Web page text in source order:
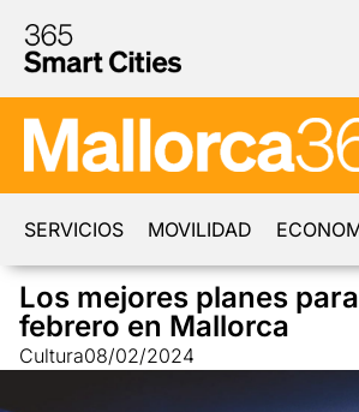
SERVICIOS MOVILIDAD
Los mejores planes
febrero en Mallorca
Cultura08/02/2024